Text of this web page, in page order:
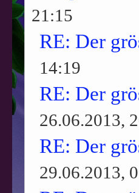
21:15
RE: Der
14:19
RE: Der
26.06.2013,
RE: Der
29.06.2013,